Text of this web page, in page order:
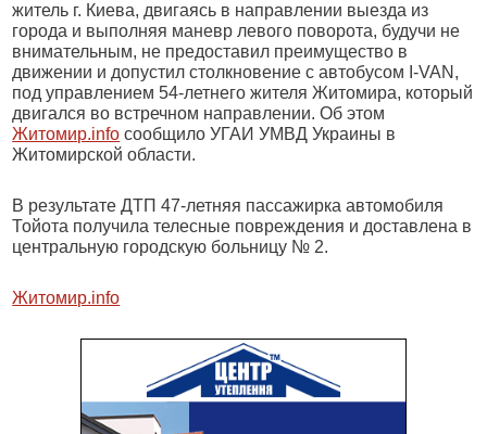
житель г. Киева, двигаясь в направлении выезда из
города и выполняя маневр левого поворота, будучи не
внимательным, не предоставил преимущество в
движении и допустил столкновение с автобусом I-VAN,
под управлением 54-летнего жителя Житомира, который
двигался во встречном направлении. Об этом
Житомир.info сообщило УГАИ УМВД Украины в
Житомирской области.
В результате ДТП 47-летняя пассажирка автомобиля
Тойота получила телесные повреждения и доставлена в
центральную городскую больницу № 2.
Житомир.info